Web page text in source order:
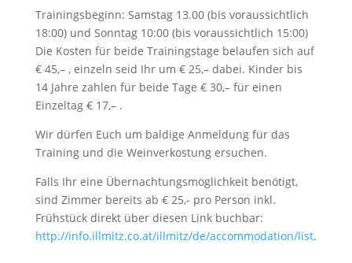
Trainingsbeginn: Samstag 13.00 (bis voraussichtlich
18:00) und Sonntag 10:00 (bis voraussichtlich 15:00)
Die Kosten für beide Trainingstage belaufen sich auf
€ 45,– , einzeln seid Ihr um € 25,– dabei. Kinder bis
14 Jahre zahlen für beide Tage € 30,– für einen
Einzeltag € 17,– .
Wir dürfen Euch um baldige Anmeldung für das
Training und die Weinverkostung ersuchen.
Falls Ihr eine Übernachtungsmöglichkeit benötigt,
sind Zimmer bereits ab € 25,- pro Person inkl.
Frühstück direkt über diesen Link buchbar:
http://info.illmitz.co.at/illmitz/de/accommodation/list.